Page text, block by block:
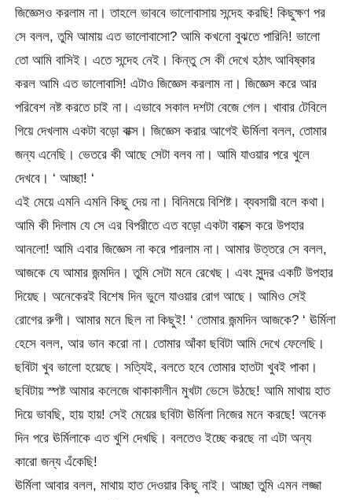
জিজ্ঞেসও করলাম না। তাহলে ভাববে ভালোবাসায় সন্দেহ করছি! কিছুক্ষণ পর
সে বলল, তুমি আমায় এত ভালোবাসো? আমি কখনো বুঝতে পারিনি! ভালো
তো আমি বাসিই। এতে সন্দেহ নেই। কিন্তু সে কী দেখে হঠাৎ আবিষ্কার
করল আমি এত ভালোবাসি! এটাও জিজ্ঞেস করলাম না। জিজ্ঞেস করে আর
পরিবেশ নষ্ট করতে চাই না। এভাবে সকাল দশটা বেজে গেল। খাবার টেবিলে
গিয়ে দেখলাম একটা বড়ো বাক্স। জিজ্ঞেস করার আগেই ঊর্মিলা বলল, তোমার
জন্য এনেছি। ভেতরে কী আছে সেটা বলব না। আমি যাওয়ার পরে খুলে
দেখবে। ‘ আচ্ছা! ‘
এই মেয়ে এমনি এমনি কিছু দেয় না। বিনিময়ে বিশিষ্ট। ব্যবসায়ী বলে কথা।
আমি কী দিলাম যে সে এর বিপরীতে এত বড়ো একটা বাক্সে করে উপহার
আনলো! আমি এবার জিজ্ঞেস না করে পারলাম না। আমার উত্তরে সে বলল,
আজকে যে আমার জন্মদিন। তুমি সেটা মনে রেখেছ। এবং সুন্দর একটি উপহার
দিয়েছ। অনেকেরই বিশেষ দিন ভুলে যাওয়ার রোগ আছে। আমিও সেই
রোগের রুগী। আমার মনে ছিল না কিছুই! ‘ তোমার জন্মদিন আজকে? ‘ ঊর্মিলা
হেসে বলল, আর ভান করো না। তোমার আঁকা ছবিটা আমি দেখে ফেলেছি।
ছবিটা খুব ভালো হয়েছে। সত্যিই, বলতে হবে তোমার হাতটা খুবই পাকা।
ছবিটায় স্পষ্ট আমার কলেজে থাকাকালীন মুখটা ভেসে উঠছে! আমি মাথায় হাত
দিয়ে ভাবছি, হায় হায়! সেই মেয়ের ছবিটা ঊর্মিলা নিজের মনে করছে! অনেক
দিন পরে ঊর্মিলাকে এত খুশি দেখছি। বলতেও ইচ্ছে করছে না এটা অন্য
কারো জন্য এঁকেছি!
ঊর্মিলা আবার বলল, মাথায় হাত দেওয়ার কিছু নাই। আচ্ছা তুমি এমন লজ্জা